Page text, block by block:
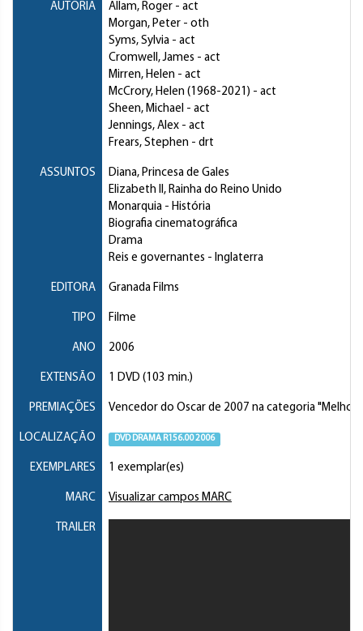
AUTORIA Allam, Roger - act
Morgan, Peter - oth
Syms, Sylvia - act
Cromwell, James - act
Mirren, Helen - act
McCrory, Helen (1968-2021) - act
Sheen, Michael - act
Jennings, Alex - act
Frears, Stephen - drt
ASSUNTOS
Diana, Princesa de Gales
Elizabeth II, Rainha do Reino Unido
Monarquia - História
Biografia cinematográfica
Drama
Reis e governantes - Inglaterra
EDITORA Granada Films
TIPO Filme
ANO 2006
EXTENSÃO 1 DVD (103 min.)
PREMIAÇÕES Vencedor do Oscar de 2007 na categoria "Melhor
LOCALIZAÇÃO DVD DRAMA R156.00 2006
EXEMPLARES 1 exemplar(es)
MARC Visualizar campos MARC
TRAILER